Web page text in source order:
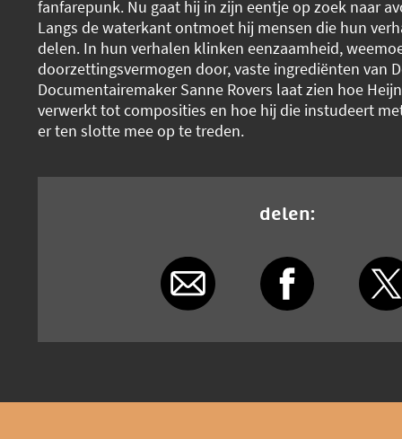
fanfarepunk. Nu gaat hij in zijn eentje op zoek naar
Langs de waterkant ontmoet hij mensen die hun
delen. In hun verhalen klinken eenzaamheid,
doorzettingsvermogen door, vaste ingrediënten van
Documentairemaker Sanne Rovers laat zien hoe
verwerkt tot composities en hoe hij die instudeert
er ten slotte mee op te treden.
delen: